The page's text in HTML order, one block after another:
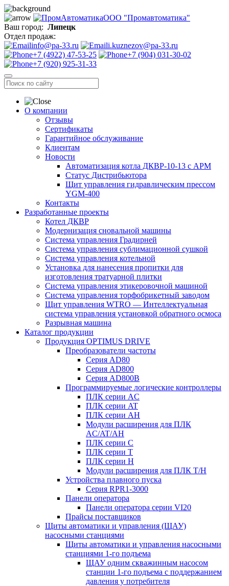
ООО "Промавтоматика"
Ваш город: Липецк
Отдел продаж:
info@pa-33.ru
i.kuznezov@pa-33.ru
+7 (4922) 47-53-25
+7 (904) 031-30-02
+7 (920) 925-31-33
О компании
Отзывы
Сертификаты
Гарантийное обслуживание
Клиентам
Новости
Автоматизация котла ДКВР-10-13 с АРМ
Статус Дистрибьютора
Щит управления гидравлическим прессом
YGM-400
Контакты
Разработанные проекты
Котел ДКВР
Модернизация сновальной машины
Система управления Градирней
Система управления сублимационной сушкой
Система управления котельной
Установка для нанесения пропитки для
изготовления тратуарной плитки
Система управления этикеровочной машиной
Система управления торфобрикетный заводом
Щит управления WTRO — Интеллектуальная
система управления установкой обратного осмоса
Разрывная машина
Каталог продукции
Продукция OPTIMUS DRIVE
Преобразователи частоты
Серия AD80
Серия AD800
Серия AD800B
Программируемые логические контроллеры
ПЛК серии AC
ПЛК серии AT
ПЛК серии AH
Модули расширения для ПЛК
AC/AT/AH
ПЛК серии C
ПЛК серии T
ПЛК серии H
Модули расширения для ПЛК T/H
Устройства плавного пуска
Серия RPR1-3000
Панели оператора
Панели оператора серии VI20
Прайсы поставщиков
Щиты автоматики и управления (ЩАУ)
насосными станциями
Щиты автоматики и управления насосными
станциями 1-го подъема
ЩАУ одним скважинным насосом
станции 1-го подъема с поддержанием
давления у потребителя